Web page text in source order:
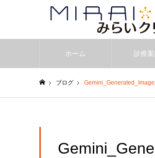
ホーム 診療案
ブログ